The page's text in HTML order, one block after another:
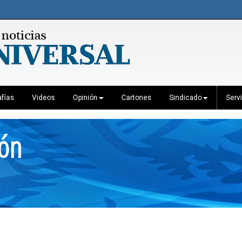
Videos Opinión Cartones Sindicado